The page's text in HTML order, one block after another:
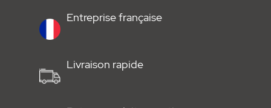
Ce chariot moteur (S14675-00001) est une
pièce de remplacement SOMMER
présentant les caractéristiques suivantes :
Entreprise française
Livraison rapide